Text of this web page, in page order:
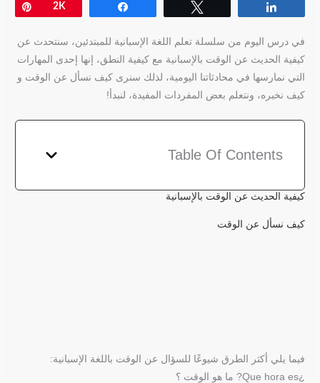
Pin2K
في درس اليوم من سلسلة تعلم اللغة الإسبانية للمبتدئين، سنتحدث عن
كيفية الحديث عن الوقت بالإسبانية مع كيفية النطق، إنها إحدى المهارات
التي نمارسها في محادثاتنا اليومية، لذلك سنرى كيف نسأل عن الوقت و
كيف نخبره، ونتعلم بعض المفردات المفيدة، لنبدأ!
Table Of Contents
كيفية الحديث عن الوقت بالإسبانية
كيف نسأل عن الوقت
فيما يلي أكثر الطرق شيوعًا للسؤال عن الوقت باللغة الإسبانية:
¿Que hora es? ما هو الوقت ؟